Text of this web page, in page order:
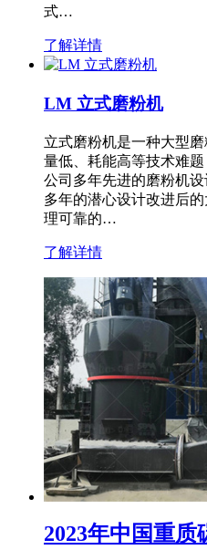
式…
了解详情
LM 立式磨粉机
立式磨粉机是一种大型
量低、耗能高等技术难
公司多年先进的磨粉机
多年的潜心设计改进后
理可靠的…
了解详情
2023年中国重